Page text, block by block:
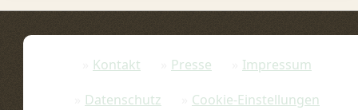
Kontakt Presse
Impressum
Datenschutz
Cookie-Einstellungen